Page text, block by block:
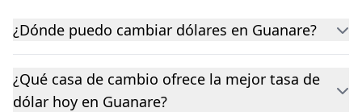
¿Dónde puedo cambiar dólares en Guanare?
¿Qué casa de cambio ofrece la mejor tasa de
dólar hoy en Guanare?